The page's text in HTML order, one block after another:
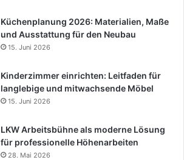
Küchenplanung 2026: Materialien, Maße
und Ausstattung für den Neubau
15. Juni 2026
Kinderzimmer einrichten: Leitfaden für
langlebige und mitwachsende Möbel
15. Juni 2026
LKW Arbeitsbühne als moderne Lösung
für professionelle Höhenarbeiten
28. Mai 2026